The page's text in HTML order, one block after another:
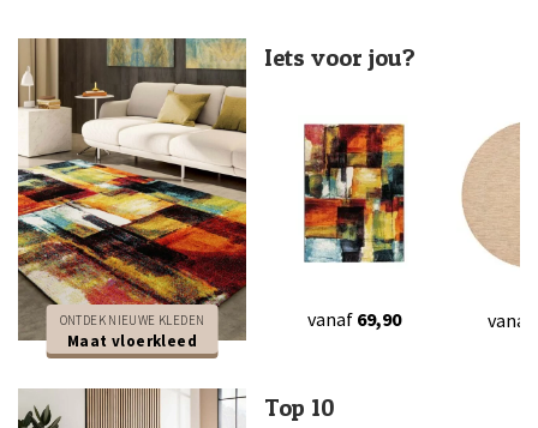
ONTDEK NIEUWE KLEDEN
Maat vloerkleed
Iets voor jou?
vanaf 69,90 vanaf
Top 10